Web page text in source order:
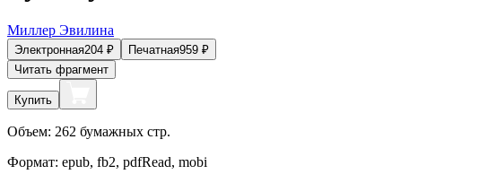
Миллер Эвилина
Электронная204 ₽ Печатная959 ₽
Читать фрагмент
Купить
Объем: 262 бумажных стр.
Формат: epub, fb2, pdfRead, mobi